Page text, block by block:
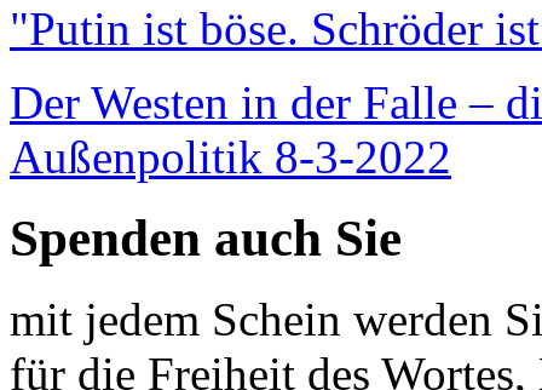
"Putin ist böse. Schröder
Der Westen in der Falle –
Außenpolitik 8-3-2022
Spenden auch Sie
mit jedem Schein werden
für die Freiheit des